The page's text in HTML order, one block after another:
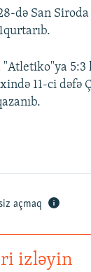
də San
5:3
11-ci dəfə
açmaq
izləyin